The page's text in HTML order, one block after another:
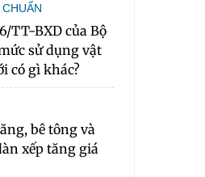
TT-BXD của Bộ
sử dụng vật
có gì khác?
bê tông và
xếp tăng giá